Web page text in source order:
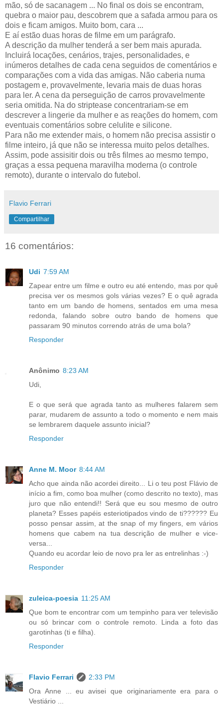
mão, só de sacanagem ... No final os dois se encontram,
quebra o maior pau, descobrem que a safada armou para os
dois e ficam amigos. Muito bom, cara ...
E aí estão duas horas de filme em um parágrafo.
A descrição da mulher tenderá a ser bem mais apurada.
Incluirá locações, cenários, trajes, personalidades, e
inúmeros detalhes de cada cena seguidos de comentários e
comparações com a vida das amigas. Não caberia numa
postagem e, provavelmente, levaria mais de duas horas
para ler. A cena da perseguição de carros provavelmente
seria omitida. Na do striptease concentrariam-se em
descrever a lingerie da mulher e as reações do homem, com
eventuais comentários sobre celulite e silicone.
Para não me extender mais, o homem não precisa assistir o
filme inteiro, já que não se interessa muito pelos detalhes.
Assim, pode assisitir dois ou três filmes ao mesmo tempo,
graças a essa pequena maravilha moderna (o controle
remoto), durante o intervalo do futebol.
Flavio Ferrari
Compartilhar
16 comentários:
Udi 7:59 AM
Zapear entre um filme e outro eu até entendo, mas por quê
precisa ver os mesmos gols várias vezes? E o quê agrada
tanto em um bando de homens, sentados em uma mesa
redonda, falando sobre outro bando de homens que
passaram 90 minutos correndo atrás de uma bola?
Responder
Anônimo 8:23 AM
Udi,
E o que será que agrada tanto as mulheres falarem sem
parar, mudarem de assunto a todo o momento e nem mais
se lembrarem daquele assunto inicial?
Responder
Anne M. Moor 8:44 AM
Acho que ainda não acordei direito... Li o teu post Flávio de
início a fim, como boa mulher (como descrito no texto), mas
juro que não entendi!! Será que eu sou mesmo de outro
planeta? Esses papéis esteriotipados vindo de ti?????? Eu
posso pensar assim, at the snap of my fingers, em vários
homens que cabem na tua descrição de mulher e vice-
versa...
Quando eu acordar leio de novo pra ler as entrelinhas :-)
Responder
zuleica-poesia 11:25 AM
Que bom te encontrar com um tempinho para ver televisão
ou só brincar com o controle remoto. Linda a foto das
garotinhas (ti e filha).
Responder
Flavio Ferrari
2:33 PM
Ora Anne ... eu avisei que originariamente era para o
Vestiário ...